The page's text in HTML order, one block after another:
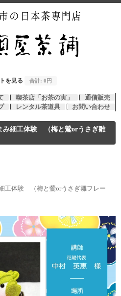
を見る 合計: 0円
喫茶店「お茶の実」
通信販売
レンタル茶道具 お問い合わせ
み細工体験 （梅と鶯orうさぎ雛
工体験 （梅と鶯orうさぎ雛フレー